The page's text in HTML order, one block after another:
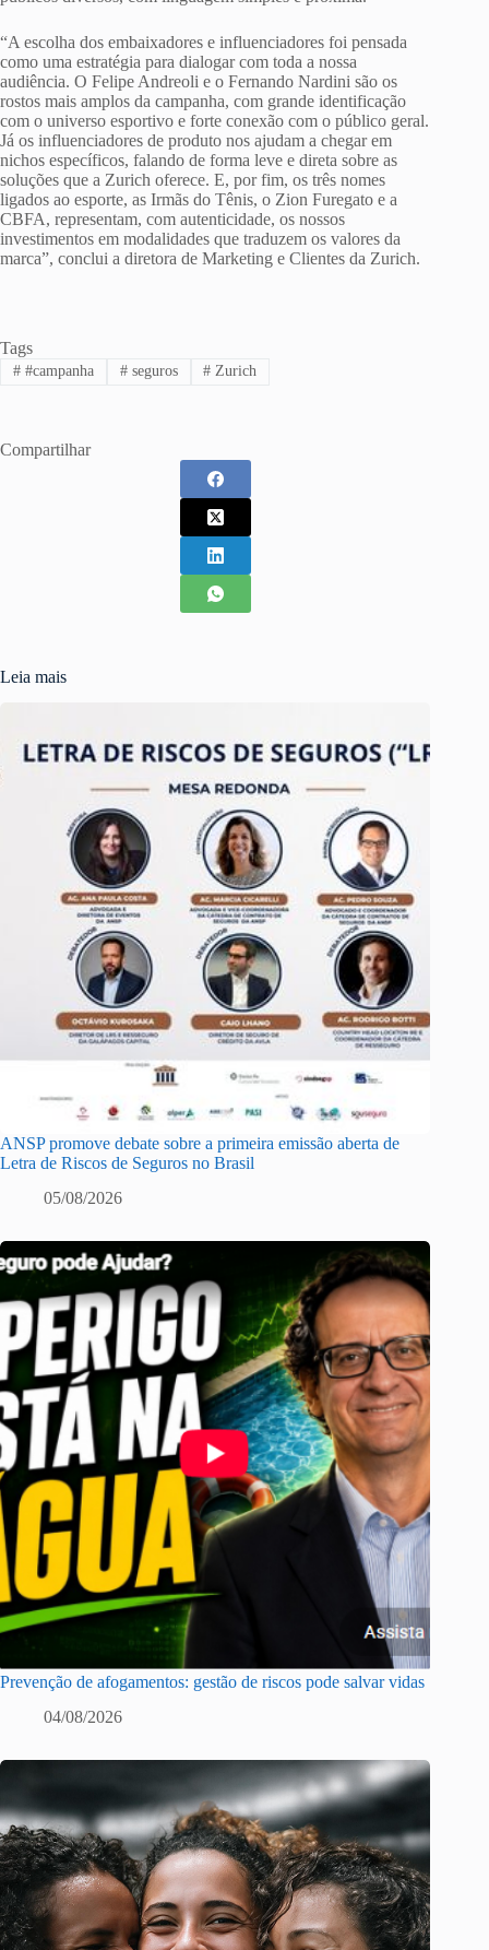
“A escolha dos embaixadores e influenciadores foi pensada
como uma estratégia para dialogar com toda a nossa
audiência. O Felipe Andreoli e o Fernando Nardini são os
rostos mais amplos da campanha, com grande identificação
com o universo esportivo e forte conexão com o público geral.
Já os influenciadores de produto nos ajudam a chegar em
nichos específicos, falando de forma leve e direta sobre as
soluções que a Zurich oferece. E, por fim, os três nomes
ligados ao esporte, as Irmãs do Tênis, o Zion Furegato e a
CBFA, representam, com autenticidade, os nossos
investimentos em modalidades que traduzem os valores da
marca”, conclui a diretora de Marketing e Clientes da Zurich.
Tags
##campanha #seguros # Zurich
Compartilhar
Leia mais
ANSP promove debate sobre a primeira emissão aberta de
Letra de Riscos de Seguros no Brasil
05/08/2026
Prevenção de afogamentos: gestão de riscos pode salvar vidas
04/08/2026